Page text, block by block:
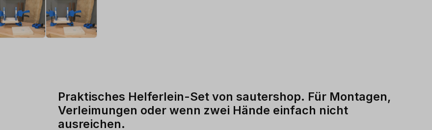
Praktisches Helferlein-Set von sautershop. Für Montagen,
Verleimungen oder wenn zwei Hände einfach nicht
ausreichen.